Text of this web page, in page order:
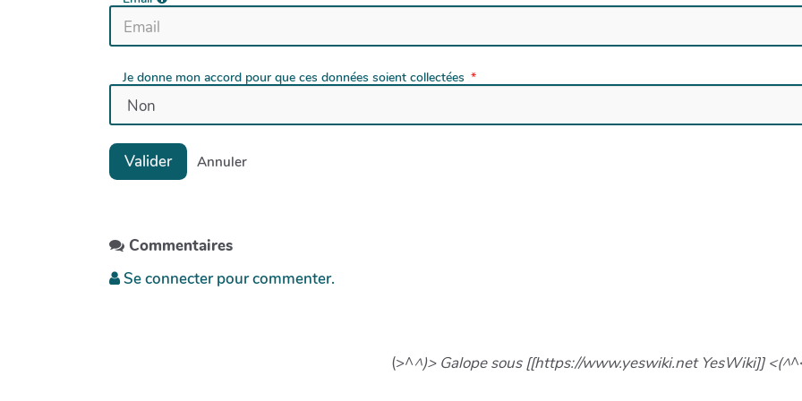
Je donne mon accord pour que ces données soient collectées
Valider Annuler
Commentaires
Se connecter pour commenter.
(>^^)> Galope sous [[https://www.yeswiki.net YesWiki]] <(^